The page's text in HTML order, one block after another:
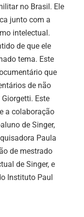
no Brasil. Ele
junto com a
intelectual.
de que ele
tema. Este
que
de não
Este
a colaboração
de Singer,
Paula
de mestrado
de Singer, e
Instituto Paul